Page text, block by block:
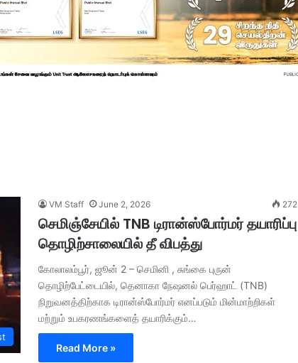
VM Staff June 2, 2026 272
செமிஞ்சேயில் TNB டிரான்ஸ்போர்மர் தயாரிப்பு
தொழிற்சாலையில் தீ விபத்து
கோலாலம்பூர், ஜூன் 2 – செமினி , சுங்கை புருன்
தொழிற்பேட்டையில், தெனாகா நேஷனல் பெர்ஹாட் (TNB)
நிறுவனத்திற்காக டிரான்ஸ்போர்மர் எனப்படும் மின்மாற்றிகள்
மற்றும் உபகரணங்களைத் தயாரிக்கும்…
Read More »